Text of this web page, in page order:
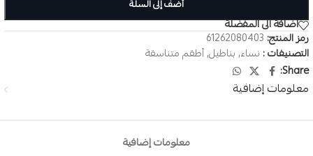
أضف إلى السلة
اضافة الى المفضلة
رمز المنتج: 61262080403
التصنيفات : نساء, بناطيل,أطقم متناسقة
Share:
معلومات إضافية
معلومات إضافية